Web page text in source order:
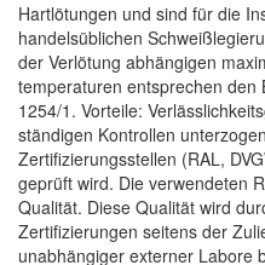
Hartlötungen und sind für die
handelsüblichen
der Verlötung abhängigen
temperaturen entsprechen den
1254/1. Vorteile:
ständigen Kontrollen
Zertifizierungsstellen (RAL,
geprüft wird. Die verwendeten
Qualität. Diese Qualität wird
Zertifizierungen seitens der
unabhängiger externer Labore